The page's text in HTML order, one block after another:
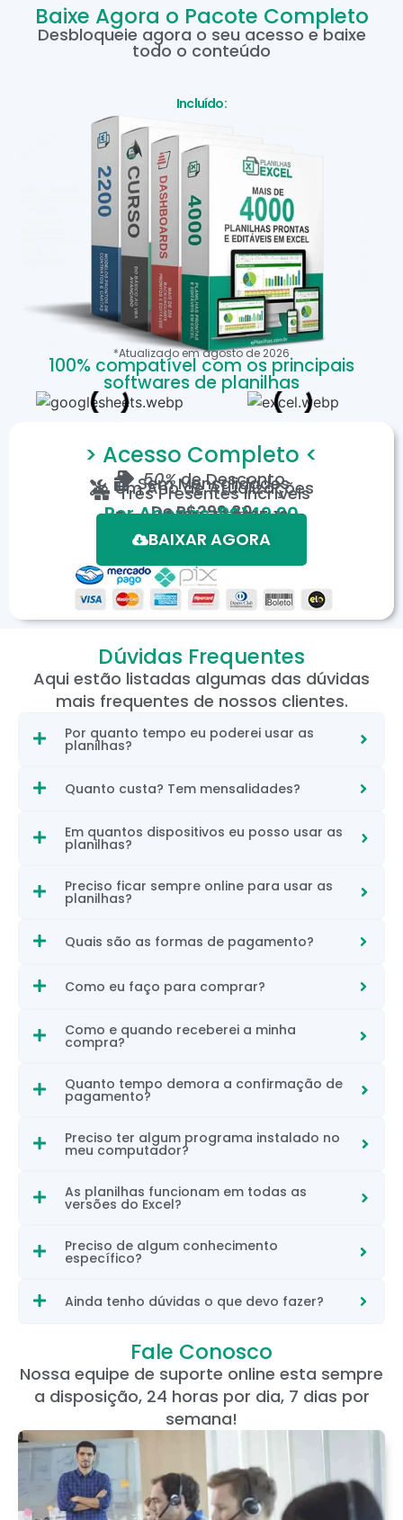
Baixe Agora o Pacote Completo
Desbloqueie agora o seu acesso e baixe
todo o conteúdo
Incluído:
*Atualizado emagostode 2026
100% compatível com os principais
softwares de planilhas
> Acesso Completo <
50%de Desconto
Sem Mensalidades
Um Ano de Atualizações
Três Presentes Incríveis
DeR$299,80
Por Apenas: R$149,90
Em até 12X de R$15,19
*Oferta válida por tempo limitado.
BAIXAR AGORA
Dúvidas Frequentes
Aqui estão listadas algumas das dúvidas
mais frequentes de nossos clientes.
Por quanto tempo eu poderei usar as
planilhas?
Quanto custa? Tem mensalidades?
Em quantos dispositivos eu posso usar as
planilhas?
Preciso ficar sempre online para usar as
planilhas?
Quais são as formas de pagamento?
Como eu faço para comprar?
Como e quando receberei a minha
compra?
Quanto tempo demora a confirmação de
pagamento?
Preciso ter algum programa instalado no
meu computador?
As planilhas funcionam em todas as
versões do Excel?
Preciso de algum conhecimento
específico?
Ainda tenho dúvidas o que devo fazer?
Fale Conosco
Nossa equipe de suporte online esta sempre
a disposição, 24 horas por dia, 7 dias por
semana!